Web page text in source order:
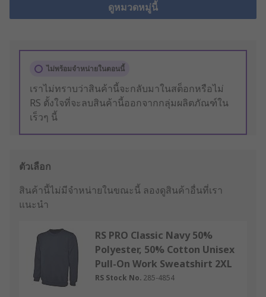
ดูหมวดหมู่นี้
ไม่พร้อมจำหน่ายในตอนนี้
เราไม่ทราบว่าสินค้านี้จะกลับมาในสต็อกหรือไม่
RS ตั้งใจที่จะลบสินค้านี้ออกจากกลุ่มผลิตภัณฑ์ใน
เร็วๆ นี้
ตัวเลือก
สินค้านี้ไม่มีจำหน่ายในขณะนี้ ลองดูสินค้าอื่นที่เรา
แนะนำ
RS PRO Classic Navy 50%
Polyester, 50% Cotton Unisex
Pull-On Work Sweatshirt 2XL
RS Stock No. 285-4854